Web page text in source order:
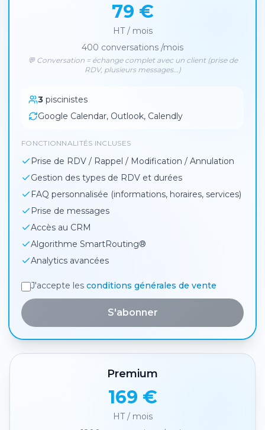
79 €
HT / mois
400 conversations /mois
💬 Conversation = échange complet avec un client (prise de
RDV, plusieurs messages...)
3 piscinistes
Google Calendar, Outlook, Calendly
FONCTIONNALITÉS INCLUSES
Prise de RDV / Rappel / Modification / Annulation
Gestion des types de RDV et durées
FAQ personnalisée (informations, horaires, services)
Prise de messages
Accès au CRM
Algorithme SmartRouting®
Analytics avancées
J'accepte les conditions générales de vente
S'abonner
Premium
169 €
HT / mois